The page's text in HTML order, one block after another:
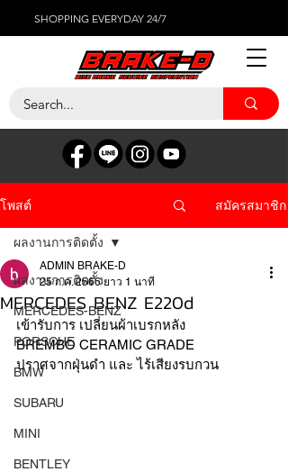
SHOPPING EVERYDAY 24/7
โพสต์ สมัครสมาชิก
ผลงานการติดตั้ง
MERCEDES-BENZ
PORSCHE
BMW
SUBARU
MINI
BENTLEY
ผลงานการติดตั้ง
MERCEDES BENZ E220d
ADMIN BRAKE-D
25 ก.ค. 2566 ยาว 1 นาที
เข้ารับการ เปลี่ยนผ้าเบรกหลัง
BREMBO CERAMIC GRADE
ปราศจากฝุ่นดำ และ ไร้เสียงรบกวน